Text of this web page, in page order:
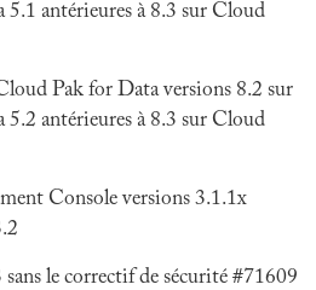
antérieures à 8.3 sur Cloud
Pak for Data versions 8.2 sur
antérieures à 8.3 sur Cloud
Console versions 3.1.1x
le correctif de sécurité #71609